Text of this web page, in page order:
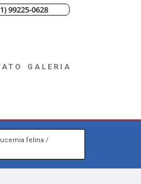
99225-0628
GALERIA
felina